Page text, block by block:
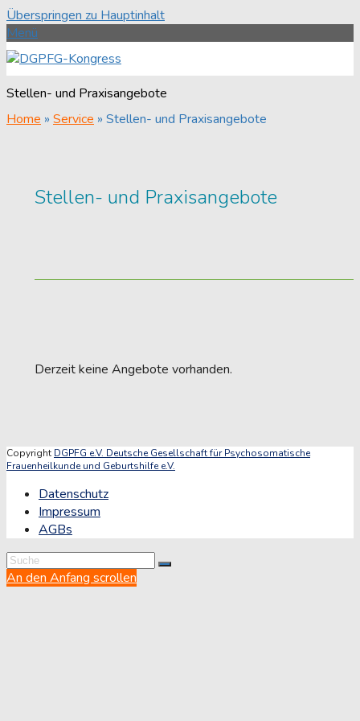
Überspringen zu Hauptinhalt
Menü
Stellen- und Praxisangebote
Home » Service » Stellen- und Praxisangebote
Stellen- und Praxisangebote
Derzeit keine Angebote vorhanden.
Copyright DGPFG e.V. Deutsche Gesellschaft für Psychosomatische
Frauenheilkunde und Geburtshilfe e.V.
Datenschutz
Impressum
AGBs
An den Anfang scrollen